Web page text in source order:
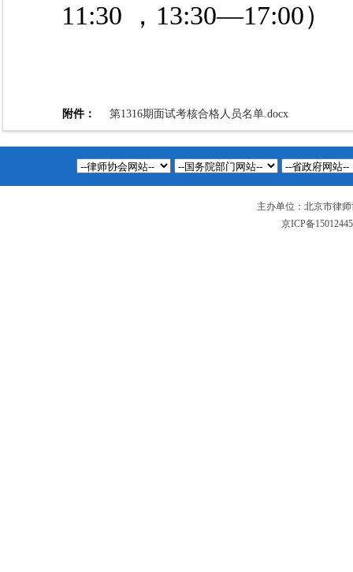
11:30 ，13:30—17:00）
附件： 第1316期面试考核合格人员名单.docx
主办单位：北京市律
京ICP备